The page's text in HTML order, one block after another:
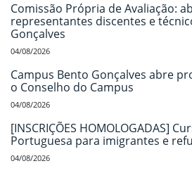
Comissão Própria de Avaliação:
representantes discentes e
Gonçalves
04/08/2026
Campus Bento Gonçalves abre
o Conselho do Campus
04/08/2026
[INSCRIÇÕES HOMOLOGADAS]
Portuguesa para imigrantes e
04/08/2026